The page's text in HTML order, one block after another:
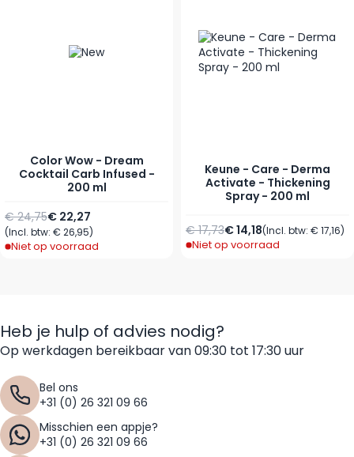
Color Wow - Dream
Cocktail Carb Infused -
200 ml
Speciale prijs
€ 22,27
Normale prijs
€ 24,75
(Incl. btw: € 26,95)
Niet op voorraad
Keune - Care - Derma
Activate - Thickening
Spray - 200 ml
Speciale prijs
€ 14,18
Normale prijs
€ 17,73 (Incl. btw: € 17,16)
Niet op voorraad
Heb je hulp of advies nodig?
Op werkdagen bereikbaar van 09:30 tot 17:30 uur
Bel ons
+31 (0) 26 321 09 66
Misschien een appje?
+31 (0) 26 321 09 66